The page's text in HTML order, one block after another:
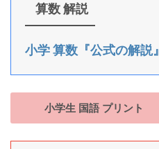
算数 解説
小学 算数『公式の解説』
小学生 国語 プリント